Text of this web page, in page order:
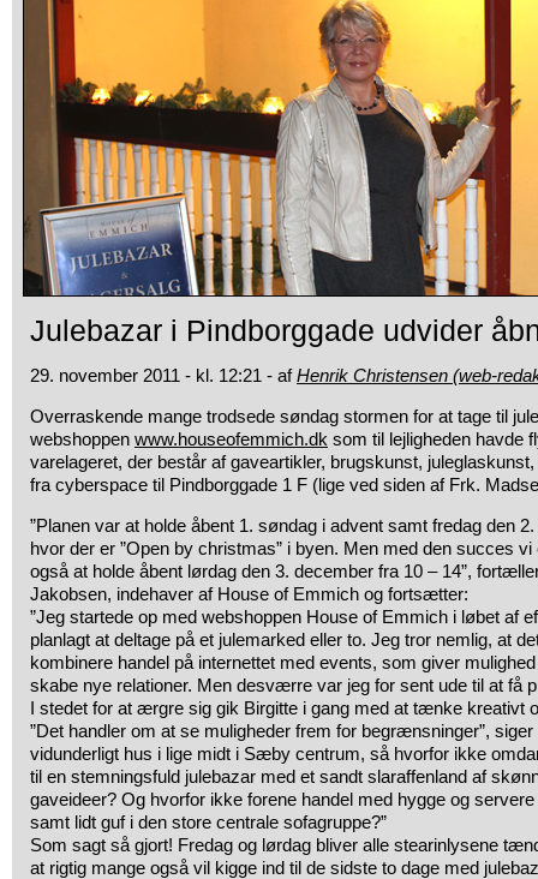
Julebazar i Pindborggade udvider
29. november 2011 - kl. 12:21 - afHenrik Christensen (web-
Overraskende mange trodsede søndag stormen for at tage til
webshoppen www.houseofemmich.dk som til lejligheden havde
varelageret, der består af gaveartikler, brugskunst,
fra cyberspace til Pindborggade 1 F (lige ved siden af Frk.
”Planen var at holde åbent 1. søndag i advent samt fredag den
hvor der er ”Open by christmas” i byen. Men med den succes
også at holde åbent lørdag den 3. december fra 10 – 14”,
Jakobsen, indehaver af House of Emmich og fortsætter:
”Jeg startede op med webshoppen House of Emmich i løbet af
planlagt at deltage på et julemarked eller to. Jeg tror nemlig, at
kombinere handel på internettet med events, som giver
skabe nye relationer. Men desværre var jeg for sent ude til at få
I stedet for at ærgre sig gik Birgitte i gang med at tænke kreativt
”Det handler om at se muligheder frem for begrænsninger”, siger
vidunderligt hus i lige midt i Sæby centrum, så hvorfor ikke
til en stemningsfuld julebazar med et sandt slaraffenland af
gaveideer? Og hvorfor ikke forene handel med hygge og
samt lidt guf i den store centrale sofagruppe?”
Som sagt så gjort! Fredag og lørdag bliver alle stearinlysene
at rigtig mange også vil kigge ind til de sidste to dage med